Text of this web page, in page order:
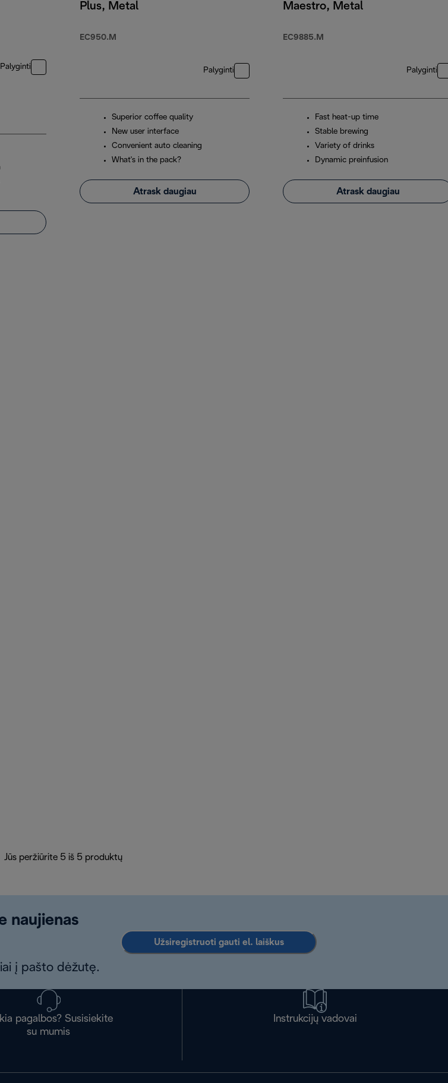
Palyginti
Plus, Metal
EC950.M
Palyginti
Superior coffee quality
New user interface
Convenient auto cleaning
What's in the pack?
Atrask daugiau
Maestro, Metal
EC9885.M
Palyginti
Fast heat-up time
Stable brewing
Variety of drinks
Dynamic preinfusion
Atrask daugiau
Jūs peržiūrite 5 iš 5 produktų
naujienas
į pašto dėžutę.
Užsiregistruoti gauti el. laiškus
pagalbos? Susisiekite
su mumis
Instrukcijų vadovai